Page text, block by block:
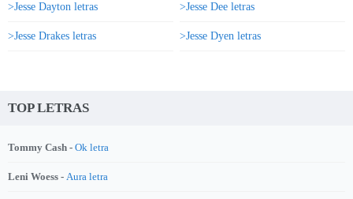
>Jesse Dayton letras >Jesse Dee letras
>Jesse Drakes letras >Jesse Dyen letras
TOP LETRAS
Tommy Cash - Ok letra
Leni Woess - Aura letra